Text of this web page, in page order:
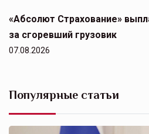
«Абсолют Страхование»
за сгоревший грузовик
07.08.2026
Популярные статьи